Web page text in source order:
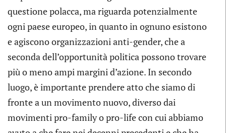
questione polacca, ma riguarda potenzialmente
ogni paese europeo, in quanto in ognuno esistono
e agiscono organizzazioni anti-gender, che a
seconda dell’opportunità politica possono trovare
più o meno ampi margini d’azione. In secondo
luogo, è importante prendere atto che siamo di
fronte a un movimento nuovo, diverso dai
movimenti pro-family o pro-life con cui abbiamo